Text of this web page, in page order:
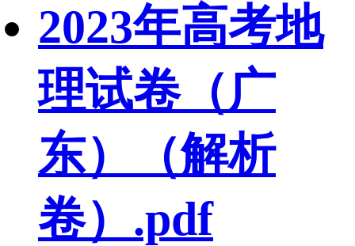
2023年高考地
理试卷（广
东）（解析
卷）.pdf